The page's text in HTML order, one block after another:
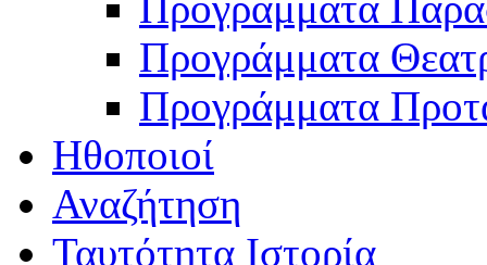
Προγράμματα
Προγράμματα
Ηθοποιοί
Αναζήτηση
Ταυτότητα Ιστορία